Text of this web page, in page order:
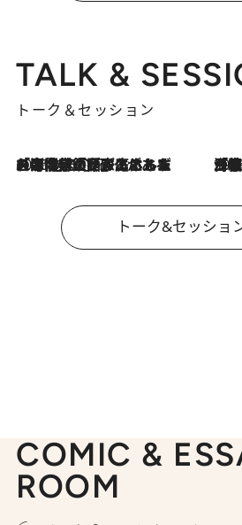
TALK &
トーク＆セッション
2026.8.3
「今後値上げがあるとすれば…」「リスクがあるのは今年の冬」エネルギー専門家が語る、ホルムズ海峡封鎖が家庭にもたらす“ある心配” 「住宅建てられない…」「サーチャー
トーク&セッショ
COMIC &
ROOM